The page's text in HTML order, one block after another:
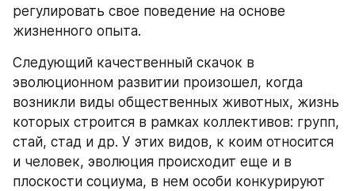
регулировать свое поведение на основе
жизненного опыта.
Следующий качественный скачок в
эволюционном развитии произошел, когда
возникли виды общественных животных, жизнь
которых строится в рамках коллективов: групп,
стай, стад и др. У этих видов, к коим относится
и человек, эволюция происходит еще и в
плоскости социума, в нем особи конкурируют